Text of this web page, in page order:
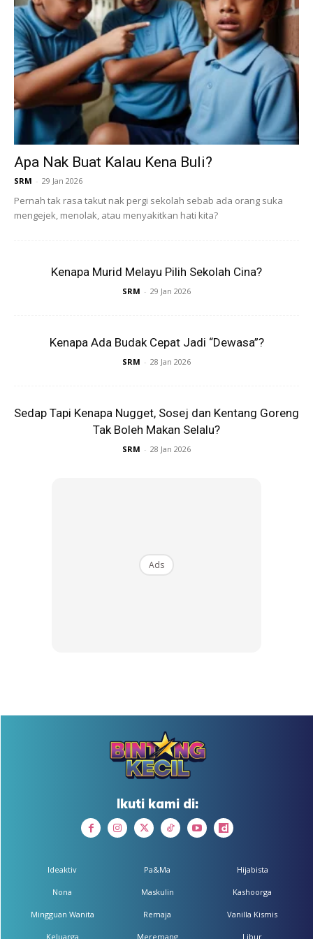
Ads
Kelebihan Bawa Bekal
Makanan lebih bersih dan terjaga
CENDAWAN RANGUP BY
RM14.6 RM14.6
[500g – 1kg] Frozen Halal
RM24
Apa Nak Buat Kalau Kena Buli?
SRM - 29 Jan 2026
Pernah tak rasa takut nak pergi sekolah sebab ada orang suka
mengejek, menolak, atau menyakitkan hati kita?
Kenapa Murid Melayu Pilih Sekolah Cina?
SRM - 29 Jan 2026
Kenapa Ada Budak Cepat Jadi “Dewasa”?
SRM - 28 Jan 2026
Sedap Tapi Kenapa Nugget, Sosej dan Kentang Goreng
Tak Boleh Makan Selalu?
SRM - 28 Jan 2026
Ads
Ikuti kami di:
Ideaktiv
Nona
Mingguan Wanita
Keluarga
Pa&Ma
Maskulin
Remaja
Meremang
Hijabista
Kashoorga
Vanilla Kismis
Libur